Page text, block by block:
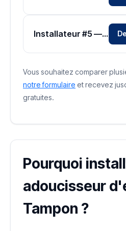
Installateur #5 — Zone La Réunion
Vous souhaitez comparer
notre formulaire et recevez
gratuites.
Pourquoi
adoucisseur
Tampon ?